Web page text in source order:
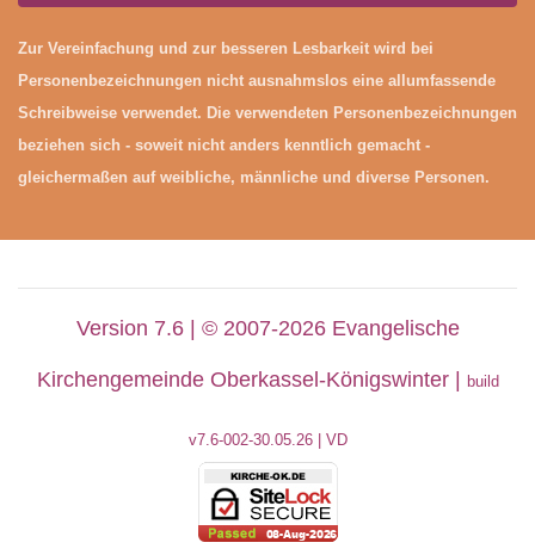
Zur Vereinfachung und zur besseren Lesbarkeit wird bei
Personenbezeichnungen nicht ausnahmslos eine allumfassende
Schreibweise verwendet. Die verwendeten Personenbezeichnungen
beziehen sich - soweit nicht anders kenntlich gemacht -
gleichermaßen auf weibliche, männliche und diverse Personen.
Version 7.6 | © 2007-2026 Evangelische
Kirchengemeinde Oberkassel-Königswinter | build
v7.6-002-30.05.26 | VD